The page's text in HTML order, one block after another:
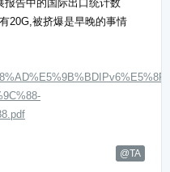
报告中的国际出口统计数
20G,被挤爆是早晚的事情
@TA